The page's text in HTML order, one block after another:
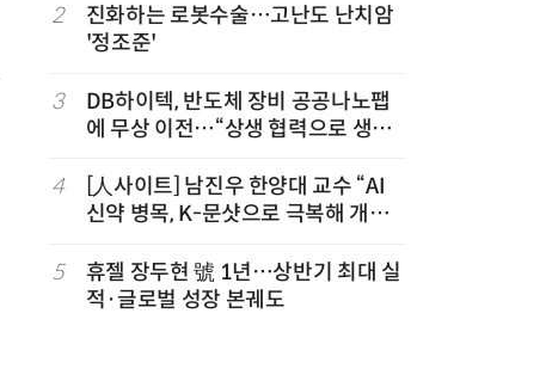
2
진화하는 로봇수술…고난도 난치암
'정조준'
3
DB하이텍, 반도체 장비 공공나노팹
에 무상 이전…“상생 협력으로 생태
4
[人사이트] 남진우 한양대 교수 “AI
신약 병목, K-문샷으로 극복해 개발
5
휴젤 장두현 號 1년…상반기 최대 실
적·글로벌 성장 본궤도